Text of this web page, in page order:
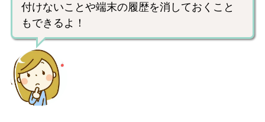
付けないことや端末の履歴を消しておくこと
もできるよ！